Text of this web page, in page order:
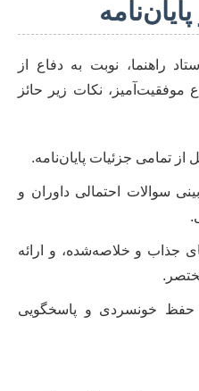
راهنما، نوبت به دفاع از
موفقیت‌آمیز، نکات زیر حائز
تمامی جزئیات پایان‌نامه.
سوالات احتمالی داوران و
جذاب و خلاصه‌شده، و ارائه
حفظ خونسردی و پاسخگویی